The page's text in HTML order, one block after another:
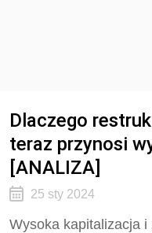
Dlaczego
teraz przynosi
[ANALIZA]
25 sty 2024
Wysoka kapitalizacja